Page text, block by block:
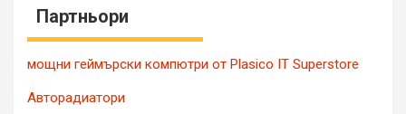
Партньори
мощни геймърски компютри от Plasico IT Superstore
Авторадиатори